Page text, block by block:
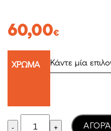
60,00€
ΧΡΩΜΑ
Quantity
AΓΟΡΆ